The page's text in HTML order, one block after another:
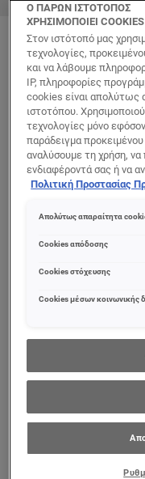
ColorΞανθό 7,3
PREVIOUS CARD
Ο ΠΑΡΩΝ ΙΣΤΟΤΟΠΟΣ
ΧΡΗΣΙΜΟΠΟΙΕΙ COOKIES
Στον ιστότοπό μας
τεχνολογίες,
και να λάβουμε
IP, πληροφορίες
cookies είναι απολύτως
ιστοτόπου.
τεχνολογίες μόνο
παράδειγμα
αναλύσουμε τη χρήση,
ενδιαφέροντά σας ή να
σας για τη δημιουργία
διαδικτυακές
(«Απόρριψη όλων») ή να
επιλογές σας
πάσα στιγμή, να
Περισσότερες
Πολιτική Προστασίας
Απολύτως απαραίτητα
Cookies απόδοσης
Cookies στόχευσης
Cookies μέσων κοινωνικής